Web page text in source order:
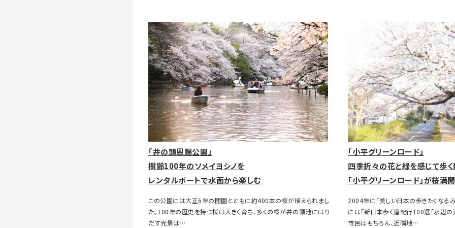
「井の頭恩賜公園」
樹齢100年のソメイヨシノを
レンタルボートで水面から楽しむ
この公園には大正6年の開園とともに約400本の桜が植えられまし
た。100年の歴史を持つ桜は大きく育ち、多くの桜が井の頭池にはり
だす光景は…
「小平グリーンロード」
四季折々の花と緑を感じて歩
「小平グリーンロード」が桜満
2004年に「美しい日本の歩きたくなる
には「新日本歩く道紀行100選「水辺の
市民はもちろん、近隣地…